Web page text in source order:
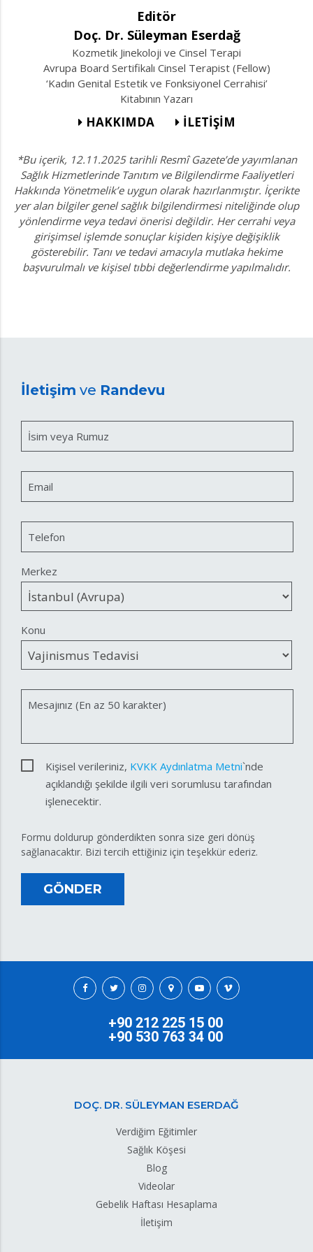
Editör
Doç. Dr. Süleyman Eserdağ
Kozmetik Jinekoloji ve Cinsel Terapi
Avrupa Board Sertifikalı Cinsel Terapist (Fellow)
‘Kadın Genital Estetik ve Fonksiyonel Cerrahisi’
Kitabının Yazarı
HAKKIMDA İLETİŞİM
*Bu içerik, 12.11.2025 tarihli Resmî Gazete’de yayımlanan
Sağlık Hizmetlerinde Tanıtım ve Bilgilendirme Faaliyetleri
Hakkında Yönetmelik’e uygun olarak hazırlanmıştır. İçerikte
yer alan bilgiler genel sağlık bilgilendirmesi niteliğinde olup
yönlendirme veya tedavi önerisi değildir. Her cerrahi veya
girişimsel işlemde sonuçlar kişiden kişiye değişiklik
gösterebilir. Tanı ve tedavi amacıyla mutlaka hekime
başvurulmalı ve kişisel tıbbi değerlendirme yapılmalıdır.
İletişim ve Randevu
İsim veya Rumuz
Email
Telefon
Merkez
Konu
Mesajınız (En az 50 karakter)
Kişisel verileriniz, KVKK Aydınlatma Metni`nde
açıklandığı şekilde ilgili veri sorumlusu tarafından
işlenecektir.
Formu doldurup gönderdikten sonra size geri dönüş
sağlanacaktır. Bizi tercih ettiğiniz için teşekkür ederiz.
GÖNDER
+90 212 225 15 00
+90 530 763 34 00
DOÇ. DR. SÜLEYMAN ESERDAĞ
Verdiğim Eğitimler
Sağlık Köşesi
Blog
Videolar
Gebelik Haftası Hesaplama
İletişim